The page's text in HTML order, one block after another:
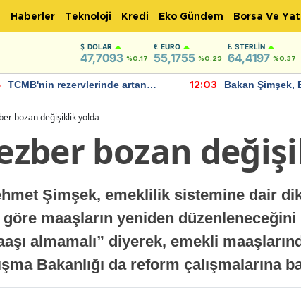
Haberler Teknoloji Kredi Eko Gündem Borsa Ve
DOLAR
47,7093 %0.17
EURO
55,1755 %0.29
STERLIN
64,4197 %0.37
TCMB'nin rezervlerinde artan
12:03
Bakan Şimşek,
bozan değişiklik yolda
bozan
Şimşek, emeklilik sistemine dair
maaşların yeniden
almamalı” diyerek, emekli
Bakanlığı da reform çalışmalarına